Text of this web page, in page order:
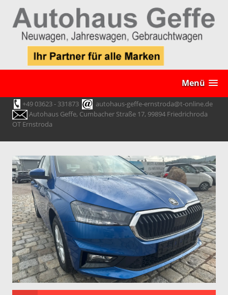
Menü
+49 03623 - 331873
autohaus-geffe-ernstroda@t-online.de
Autohaus Geffe, Cumbacher Straße 17, 99894 Friedrichroda
OT Ernstroda